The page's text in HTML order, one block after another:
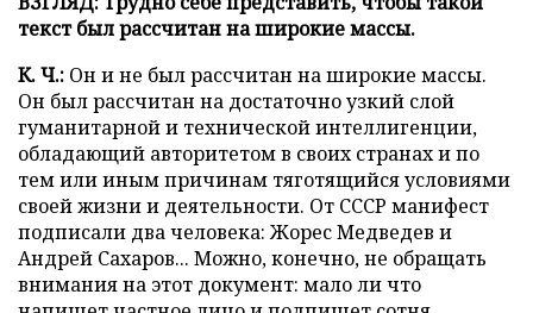
текст был рассчитан на широкие массы.
К. Ч.: Он и не был рассчитан на широкие массы.
Он был рассчитан на достаточно узкий слой
гуманитарной и технической интеллигенции,
обладающий авторитетом в своих странах и по
тем или иным причинам тяготящийся условиями
своей жизни и деятельности. От СССР манифест
подписали два человека: Жорес Медведев и
Андрей Сахаров... Можно, конечно, не обращать
внимания на этот документ: мало ли что